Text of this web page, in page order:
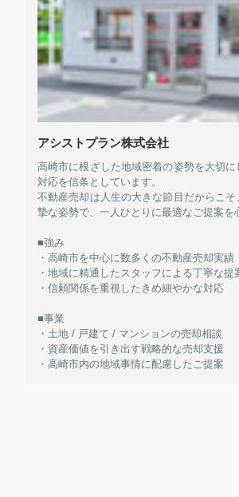
アシストプラン株式会社
高崎市に根ざした地域密着の姿勢を大切
対応を信条としています。
不動産売却は人生の大きな節目だからこ
摯な姿勢で、一人ひとりに最適なご提案を
■強み
・高崎市を中心に数多くの不動産売却実績
・地域に精通したスタッフによる丁寧な提
・信頼関係を重視したきめ細やかな対応
■事業
・土地 / 戸建て / マンションの売却相談
・資産価値を引き出す戦略的な売却支援
・高崎市内の地域事情に配慮したご提案